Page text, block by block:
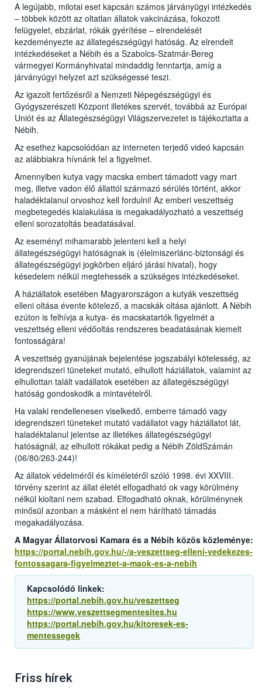
A legújabb, milotai eset kapcsán számos járványügyi intézkedés
‒ többek között az oltatlan állatok vakcinázása, fokozott
felügyelet, ebzárlat, rókák gyérítése ‒ elrendelését
kezdeményezte az állategészségügyi hatóság. Az elrendelt
intézkedéseket a Nébih és a Szabolcs-Szatmár-Bereg
vármegyei Kormányhivatal mindaddig fenntartja, amíg a
járványügyi helyzet azt szükségessé teszi.
Az igazolt fertőzésről a Nemzeti Népegészségügyi és
Gyógyszerészeti Központ illetékes szervét, továbbá az Európai
Uniót és az Állategészségügyi Világszervezetet is tájékoztatta a
Nébih.
Az esethez kapcsolódóan az interneten terjedő videó kapcsán
az alábbiakra hívnánk fel a figyelmet.
Amennyiben kutya vagy macska embert támadott vagy mart
meg, illetve vadon élő állattól származó sérülés történt, akkor
haladéktalanul orvoshoz kell fordulni! Az emberi veszettség
megbetegedés kialakulása is megakadályozható a veszettség
elleni sorozatoltás beadatásával.
Az eseményt mihamarabb jelenteni kell a helyi
állategészségügyi hatóságnak is (élelmiszerlánc-biztonsági és
állategészségügyi jogkörben eljáró járási hivatal), hogy
késedelem nélkül megtehessék a szükséges intézkedéseket.
A háziállatok esetében Magyarországon a kutyák veszettség
elleni oltása évente kötelező, a macskák oltása ajánlott. A Nébih
ezúton is felhívja a kutya- és macskatartók figyelmét a
veszettség elleni védőoltás rendszeres beadatásának kiemelt
fontosságára!
A veszettség gyanújának bejelentése jogszabályi kötelesség, az
idegrendszeri tüneteket mutató, elhullott háziállatok, valamint az
elhullottan talált vadállatok esetében az állategészségügyi
hatóság gondoskodik a mintavételről.
Ha valaki rendellenesen viselkedő, emberre támadó vagy
idegrendszeri tüneteket mutató vadállatot vagy háziállatot lát,
haladéktalanul jelentse az illetékes állategészségügyi
hatóságnál, az elhullott rókákat pedig a Nébih ZöldSzámán
(06/80/263-244)!
Az állatok védelméről és kíméletéről szóló 1998. évi XXVIII.
törvény szerint az állat életét elfogadható ok vagy körülmény
nélkül kioltani nem szabad. Elfogadható oknak, körülménynek
minősül azonban a másként el nem hárítható támadás
megakadályozása.
A Magyar Állatorvosi Kamara és a Nébih közös közleménye:
https://portal.nebih.gov.hu/-/a-veszettseg-elleni-vedekezes-
fontossagara-figyelmeztet-a-maok-es-a-nebih
Kapcsolódó linkek:
https://portal.nebih.gov.hu/veszettseg
https://www.veszettsegmentesites.hu
https://portal.nebih.gov.hu/kitoresek-es-
mentessegek
Friss hírek